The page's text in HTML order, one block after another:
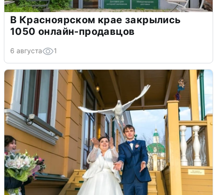
В Красноярском крае закрылись
1050 онлайн-продавцов
6 августа 1